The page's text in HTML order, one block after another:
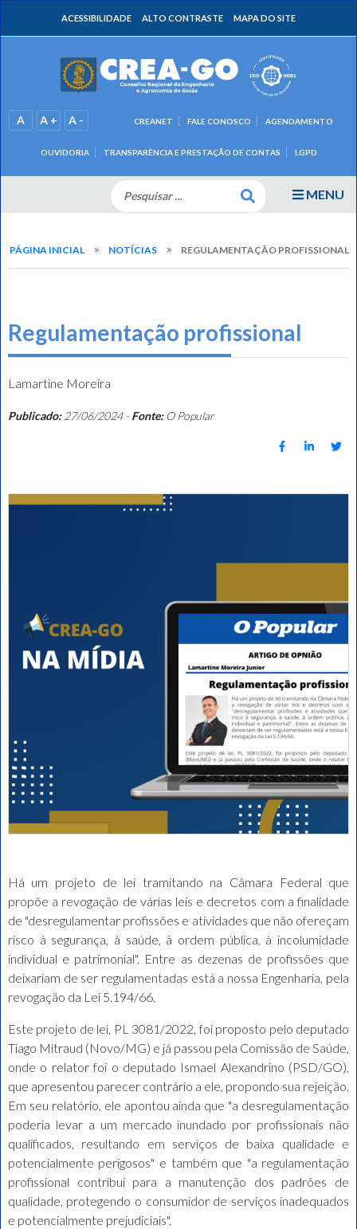
ACESSIBILIDADE ALTO CONTRASTE MAPA DO SITE
A A + A -
OUVIDORIA TRANSPARÊNCIA E PRESTAÇÃO DE CONTAS LGPD
CREANET FALE CONOSCO AGENDAMENTO
MENU
PÁGINA INICIAL NOTÍCIAS REGULAMENTAÇÃO PROFISSIONAL
Regulamentação profissional
Lamartine Moreira
Publicado:27/06/2024 - Fonte:O Popular
Há um projeto de lei tramitando na Câmara Federal que
propõe a revogação de várias leis e decretos com a finalidade
de "desregulamentar profissões e atividades que não ofereçam
risco à segurança, à saúde, à ordem pública, à incolumidade
individual e patrimonial". Entre as dezenas de profissões que
deixariam de ser regulamentadas está a nossa Engenharia, pela
revogação da Lei 5.194/66.
Este projeto de lei, PL 3081/2022, foi proposto pelo deputado
Tiago Mitraud (Novo/MG) e já passou pela Comissão de Saúde,
onde o relator foi o deputado Ismael Alexandrino (PSD/GO),
que apresentou parecer contrário a ele, propondo sua rejeição.
Em seu relatório, ele apontou ainda que "a desregulamentação
poderia levar a um mercado inundado por profissionais não
qualificados, resultando em serviços de baixa qualidade e
potencialmente perigosos" e também que "a regulamentação
profissional contribui para a manutenção dos padrões de
qualidade, protegendo o consumidor de serviços inadequados
e potencialmente prejudiciais".